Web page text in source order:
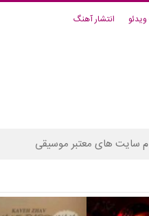
انتشار آهنگ
های معتبر موسیقی